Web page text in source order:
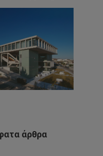
άρθρα